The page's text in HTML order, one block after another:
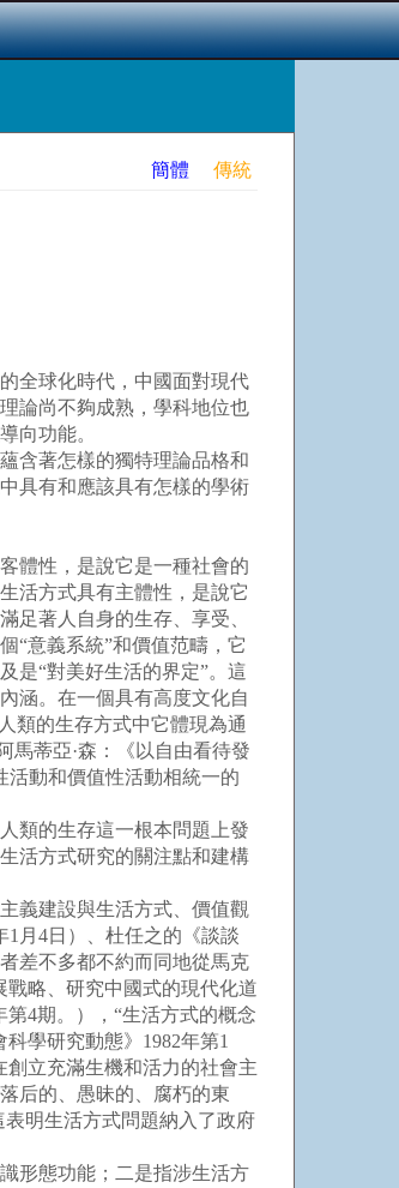
簡體 傳統
全球化時代，中國面對現代
論尚不夠成熟，學科地位也
向功能。
含著怎樣的獨特理論品格和
具有和應該具有怎樣的學術
體性，是說它是一種社會的
活方式具有主體性，是說它
足著人自身的生存、享受、
“意義系統”和價值范疇，它
是“對美好生活的界定”。這
涵。在一個具有高度文化自
類的生存方式中它體現為通
馬蒂亞·森：《以自由看待發
活動和價值性活動相統一的
類的生存這一根本問題上發
活方式研究的關注點和建構
義建設與生活方式、價值觀
月4日）、杜任之的《談談
差不多都不約而同地從馬克
略、研究中國式的現代化道
4期。），“生活方式的概念
學研究動態》1982年第1
立充滿生機和活力的社會主
后的、愚昧的、腐朽的東
明生活方式問題納入了政府
形態功能；二是指涉生活方